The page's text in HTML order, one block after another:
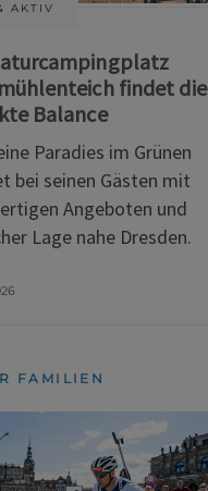
AKTIV
findet die
Balance
Paradies im Grünen
bei seinen Gästen mit
Angeboten und
Lage nahe Dresden.
FAMILIEN